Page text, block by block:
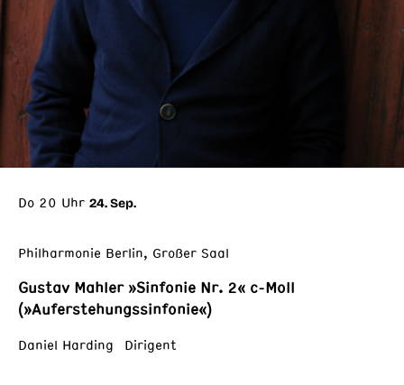
Do 20 Uhr 24. Sep.
Philharmonie Berlin, Großer Saal
Gustav Mahler »Sinfonie Nr. 2« c-Moll
(»Auferstehungssinfonie«)
Daniel Harding Dirigent